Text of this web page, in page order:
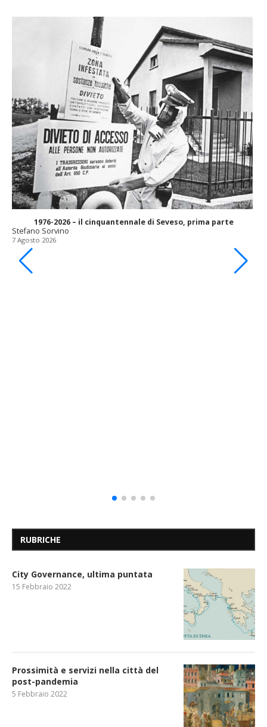
1976-2026 – il cinquantennale di Seveso, prima parte
Stefano Sorvino
7 Agosto 2026
RUBRICHE
City Governance, ultima puntata
15 Febbraio 2022
Prossimità e servizi nella città del
post-pandemia
5 Febbraio 2022